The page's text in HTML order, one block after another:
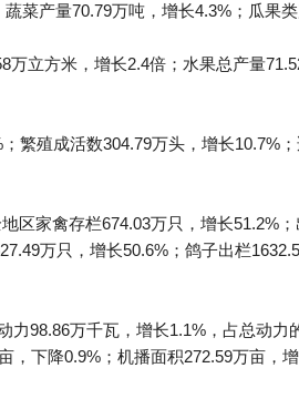
菜产量70.79万吨，增长4.3%；瓜果类
立方米，增长2.4倍；水果总产量
繁殖成活数304.79万头，增长10.7%
区家禽存栏674.03万只，增长51.2%
万只，增长50.6%；鸽子出栏
98.86万千瓦，增长1.1%，占总动力
下降0.9%；机播面积272.59万亩，